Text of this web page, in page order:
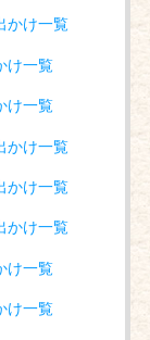
かけ一覧
け一覧
け一覧
かけ一覧
かけ一覧
かけ一覧
け一覧
け一覧